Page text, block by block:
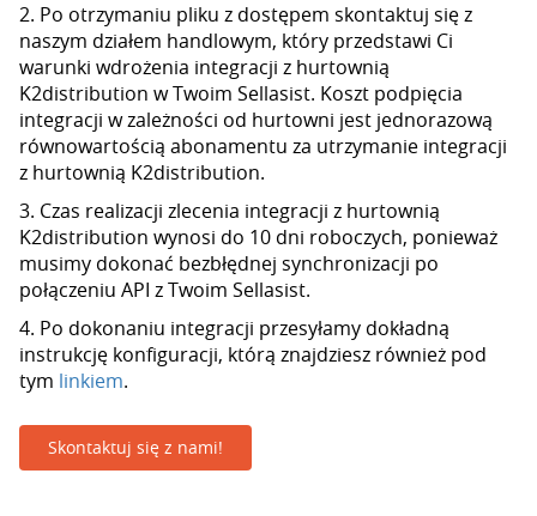
2. Po otrzymaniu pliku z dostępem skontaktuj się z
naszym działem handlowym, który przedstawi Ci
warunki wdrożenia integracji z hurtownią
K2distribution w Twoim Sellasist. Koszt podpięcia
integracji w zależności od hurtowni jest jednorazową
równowartością abonamentu za utrzymanie integracji
z hurtownią K2distribution.
3. Czas realizacji zlecenia integracji z hurtownią
K2distribution wynosi do 10 dni roboczych, ponieważ
musimy dokonać bezbłędnej synchronizacji po
połączeniu API z Twoim Sellasist.
4. Po dokonaniu integracji przesyłamy dokładną
instrukcję konfiguracji, którą znajdziesz również pod
tym linkiem.
Skontaktuj się z nami!